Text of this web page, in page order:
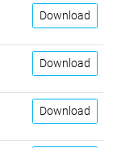
Download
Download
Download